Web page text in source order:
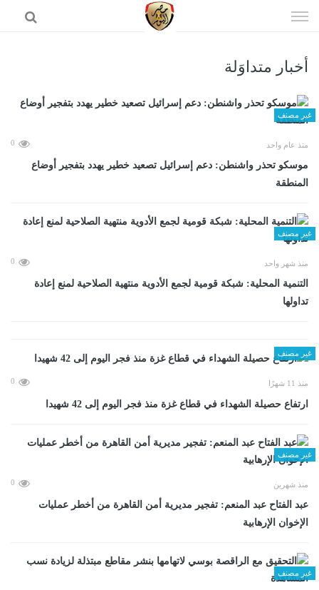
الى
أخبار متداوَلة
غير مصنف
منذ عام واحد 0
موسكو تحذر واشنطن: دعم إسرائيل تصعيد خطير يهدد بتفجير أوضاع
المنطقة
غير مصنف
منذ شهر واحد 0
التنمية المحلية: شبكة قومية لجمع الأدوية منتهية الصلاحية لمنع إعادة
تداولها
غير مصنف
منذ 11 شهرًا 0
ارتفاع حصيلة الشهداء في قطاع غزة منذ فجر اليوم إلى 42 شهيدا
غير مصنف
منذ شهرين 0
عبد الفتاح عبد المنعم: تفجير مديرية أمن القاهرة من أخطر عمليات
الإخوان الإرهابية
غير مصنف